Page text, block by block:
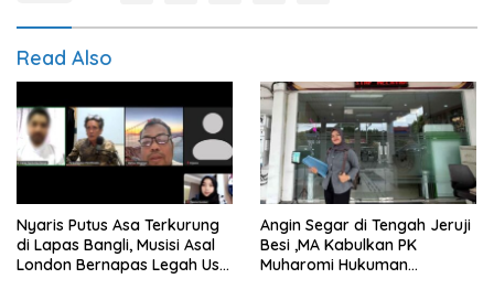
Read Also
Nyaris Putus Asa Terkurung
di Lapas Bangli, Musisi Asal
London Bernapas Legah Usai
Angin Segar di Tengah Jeruji
Besi ,MA Kabulkan PK
Muharomi Hukuman